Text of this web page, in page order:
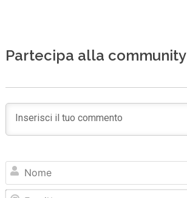
Partecipa alla community